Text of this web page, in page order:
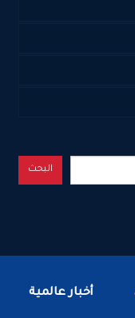
البحث
أخبار عالمية